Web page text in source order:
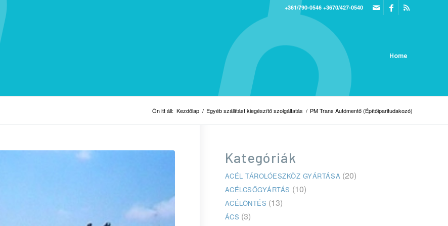
+361/790-0546 +3670/427-0540
Home
Ön itt áll: Kezdőlap / Egyéb szállítást kiegészítő szolgáltatás / PM Trans Autómentő (Építőiparitudakozó)
Kategóriák
ACÉL TÁROLÓESZKÖZ GYÁRTÁSA (20)
ACÉLCSŐGYÁRTÁS (10)
ACÉLÖNTÉS (13)
ÁCS (3)